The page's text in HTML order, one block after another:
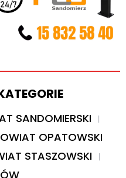
SANDOMIERSKI
OPATOWSKI
STASZOWSKI